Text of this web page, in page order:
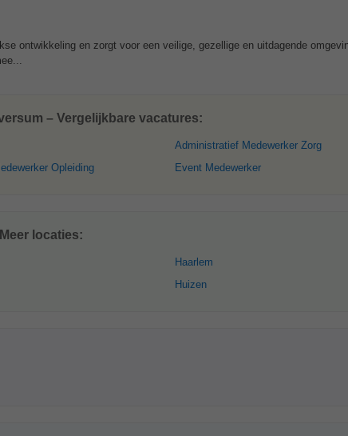
ontwikkeling en zorgt voor een veilige, gezellige en uitdagende
– Vergelijkbare vacatures:
Opleiding
Administratief Medewerker Zorg
Event Medewerker
locaties:
Haarlem
Huizen